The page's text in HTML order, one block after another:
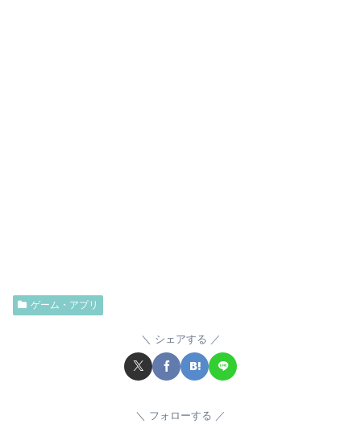
ゲーム・アプリ
シェアする
フォローする